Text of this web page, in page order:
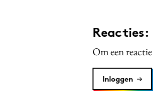
Reacties:
Om een
Inloggen